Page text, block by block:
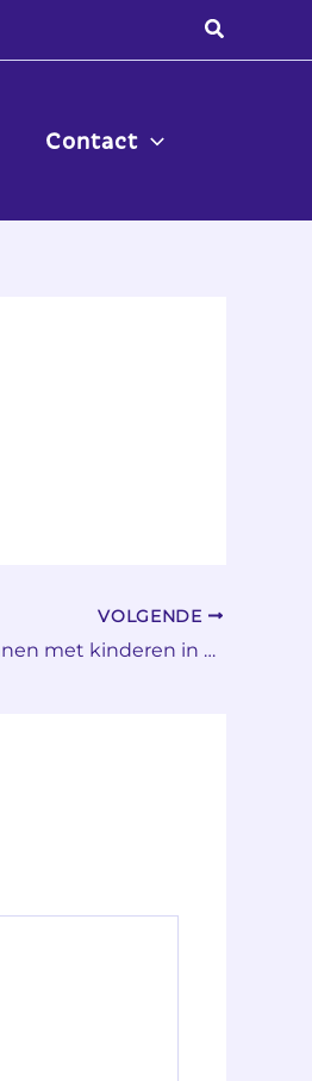
Zoeken
Contact
VOLGENDE
Hoe gaat een uitzetting van gezinnen met kinderen in zijn werk en hoe vaak gebeurt dit?